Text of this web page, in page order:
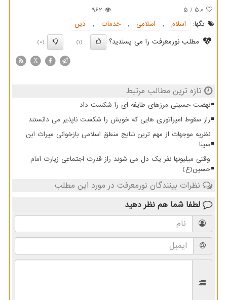
5.0
/
5
962
تگها:
اسلام , اسلامی , خدمات ,
دین
مطلب نورمعرفت را می پسندید؟
(1)
(0)
X
تازه ترین مطالب مرتبط
نهضت حسینی مرزهای طایفه ای را شکست داد
راز سقوط امپراتوری هایی که خویش را شکست ناپذیر می دانستند
نظریه موجهات از مهم ترین نتایج منطق اسلامی بازخوانی میراث ابن
سینا
وقتی میلیونها نفر یک دل می شوند راز قدرت اجتماعی زیارت امام
حسین(ع)
نظرات بینندگان نورمعرفت در مورد این مطلب
لطفا شما هم نظر دهید